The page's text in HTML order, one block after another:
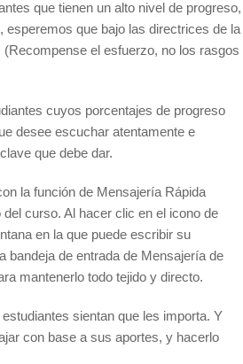
que tienen un alto nivel de progreso,
esperemos que bajo las directrices de la
el esfuerzo, no los rasgos
cuyos porcentajes de progreso
desee escuchar atentamente e
que debe dar.
la función de Mensajería Rápida
curso. Al hacer clic en el icono de
en la que puede escribir su
bandeja de entrada de Mensajería de
mantenerlo todo tejido y directo.
sientan que les importa. Y
con base a sus aportes, y hacerlo